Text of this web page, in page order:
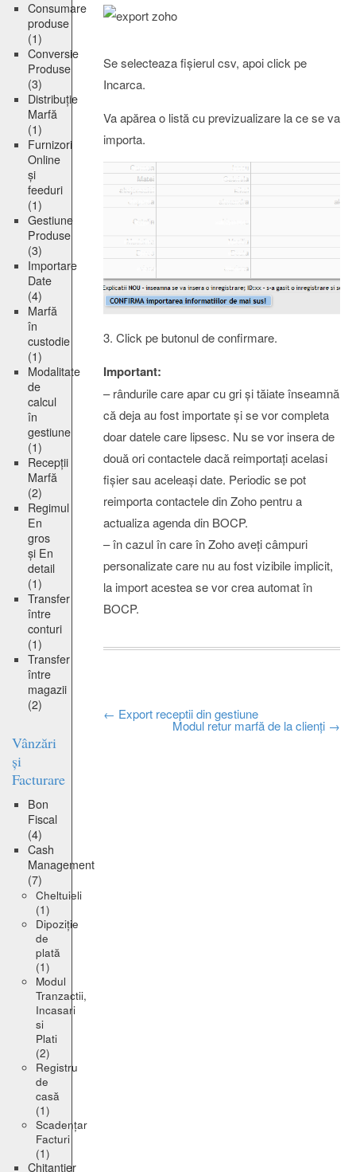
Consumare
produse
(1)
Conversie
Produse
(3)
Distribuție
Marfă
(1)
Furnizori
Online
și
feeduri
(1)
Gestiune
Produse
(3)
Importare
Date
(4)
Marfă
în
custodie
(1)
Modalitate
de
calcul
în
gestiune
(1)
Recepții
Marfă
(2)
Regimul
En
gros
și En
detail
(1)
Transfer
între
conturi
(1)
Transfer
între
magazii
(2)
Vânzări
și
Facturare
Bon
Fiscal
(4)
Cash
Management
(7)
Cheltuieli
(1)
Dipoziție
de
plată
(1)
Modul
Tranzactii,
Incasari
si
Plati
(2)
Registru
de
casă
(1)
Scadențar
Facturi
(1)
Chitanțier
Se selecteaza fișierul csv, apoi click pe
Incarca.
Va apărea o listă cu previzualizare la ce se va
importa.
3. Click pe butonul de confirmare.
Important:
– rândurile care apar cu gri și tăiate înseamnă
că deja au fost importate și se vor completa
doar datele care lipsesc. Nu se vor insera de
două ori contactele dacă reimportați acelasi
fișier sau aceleași date. Periodic se pot
reimporta contactele din Zoho pentru a
actualiza agenda din BOCP.
– în cazul în care în Zoho aveți câmpuri
personalizate care nu au fost vizibile implicit,
la import acestea se vor crea automat în
BOCP.
Post
← Export receptii din gestiune
Modul retur marfă de la clienți →